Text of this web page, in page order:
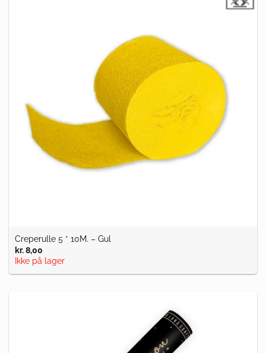
Creperulle 5 * 10M. – Gul
kr.8,00
Ikke på lager